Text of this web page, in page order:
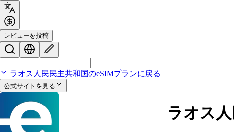
レビューを投稿
ラオス人民民主共和国のeSIMプランに戻る
公式サイトを見る
ラオス